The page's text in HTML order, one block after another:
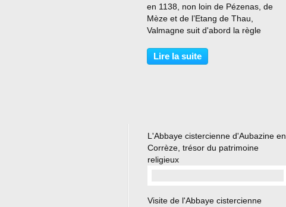
en 1138, non loin de Pézenas, de
Mèze et de l’Etang de Thau,
Valmagne suit d'abord la règle
développement de l'ordre cistercien
amène l’abbaye à y demander son
Lire la suite
L'Abbaye cistercienne d'Aubazine en
Corrèze, trésor du patrimoine
religieux
Visite de l'Abbaye cistercienne